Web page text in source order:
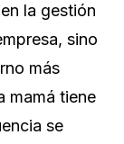
la gestión
sino
más
mamá tiene
se